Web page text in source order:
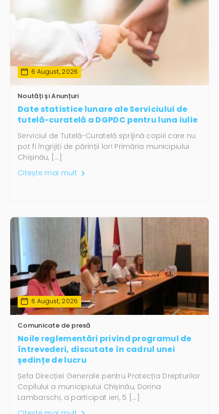
6 August, 2026
Noutăți și Anunțuri
Date statistice lunare ale Serviciului de
tutelă-curatelă a DGPDC pentru luna iulie
Serviciul de Tutelă-Curatelă sprijină copiii care nu
pot fi îngrijiți de părinții lor! Primăria municipiului
Chișinău, […]
Citește mai mult
6 August, 2026
Comunicate de presă
Noile reglementări privind programul de
întrevederi, discutate în cadrul unei
ședințe de lucru
Șefa Direcției Generale pentru Protecția Drepturilor
Copilului a municipiului Chișinău, Dorina
Lambarschi, a participat ieri, 5 […]